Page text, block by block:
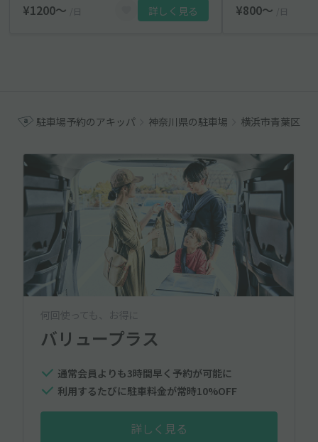
¥1200〜 /日 詳しく見る ¥800〜 /日
駐車場予約のアキッパ 神奈川県の駐車場 横浜市青葉区の
何回使っても、お得に
バリュープラス
通常会員よりも3時間早く予約が可能に
利用するたびに駐車料金が常時10%OFF
詳しく見る